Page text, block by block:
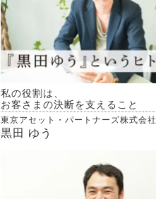
私の役割は、
お客さまの決断を支えること
東京アセット・パートナーズ株式会社
黒田 ゆう